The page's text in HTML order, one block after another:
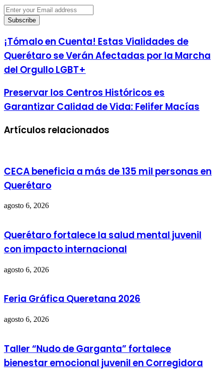
Enter
your
Email
¡Tómalo en Cuenta! Estas Vialidades de
Querétaro se Verán Afectadas por la Marcha
del Orgullo LGBT+
Preservar los Centros Históricos es
Garantizar Calidad de Vida: Felifer Macías
Artículos relacionados
CECA beneficia a más de 135 mil personas en
Querétaro
agosto 6, 2026
Querétaro fortalece la salud mental juvenil
con impacto internacional
agosto 6, 2026
Feria Gráfica Queretana 2026
agosto 6, 2026
Taller “Nudo de Garganta” fortalece
bienestar emocional juvenil en Corregidora